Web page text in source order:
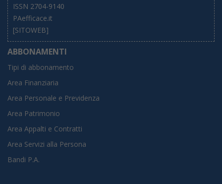
ISSN 2704-9140
PAefficace.it
[SITOWEB]
ABBONAMENTI
Tipi di abbonamento
Area Finanziaria
Area Personale e Previdenza
Area Patrimonio
Area Appalti e Contratti
Area Servizi alla Persona
Bandi P.A.